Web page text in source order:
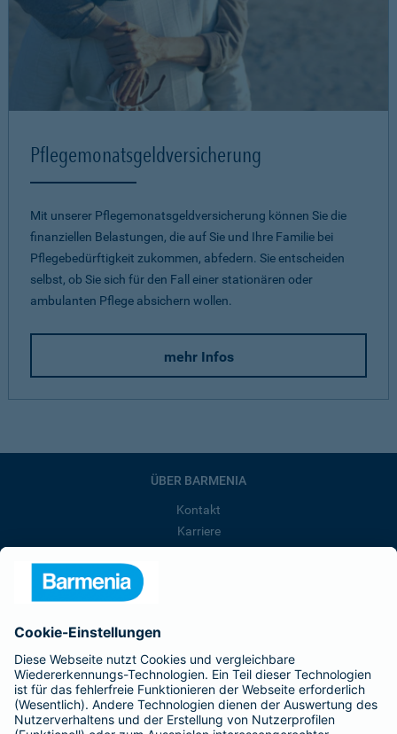
Pflegemonatsgeld­versicherung
Mit unserer Pflegemonatsgeld­versicherung können Sie die
finanziellen Belastungen, die auf Sie und Ihre Familie bei
Pflegebedürftigkeit zukommen, abfedern. Sie entscheiden
selbst, ob Sie sich für den Fall einer stationären oder
ambulanten Pflege absichern wollen.
mehr Infos
ÜBER BARMENIA
Kontakt
Karriere
Barmenia ist Teil der BarmeniaGothaer
BELIEBTE SEITEN
Kranken-Zusatzversicherung
Tierversicherungen